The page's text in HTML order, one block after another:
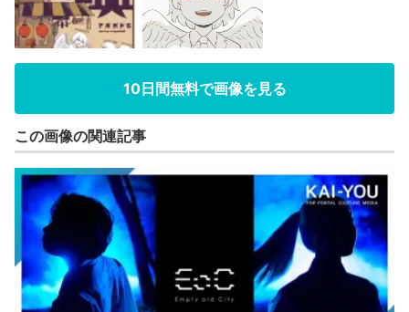
10日間無料で画像を見る
この画像の関連記事